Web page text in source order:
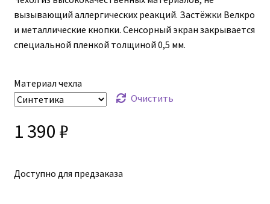
1
300 ₽
–
990 ₽
вызывающий аллергических реакций. Застёжки Велкро
и металлические кнопки. Сенсорный экран закрывается
специальной пленкой толщиной 0,5 мм.
Материал чехла
Очистить
1 390 ₽
Доступно для предзаказа